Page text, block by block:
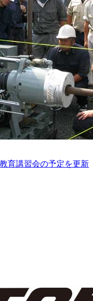
育講習会の予定を更新